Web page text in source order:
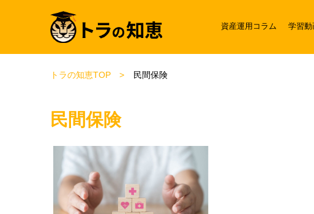
資産運用コラム 学習
トラの知恵TOP 民間保険
民間保険